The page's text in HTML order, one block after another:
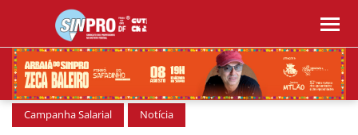
Campanha Salarial Notícia